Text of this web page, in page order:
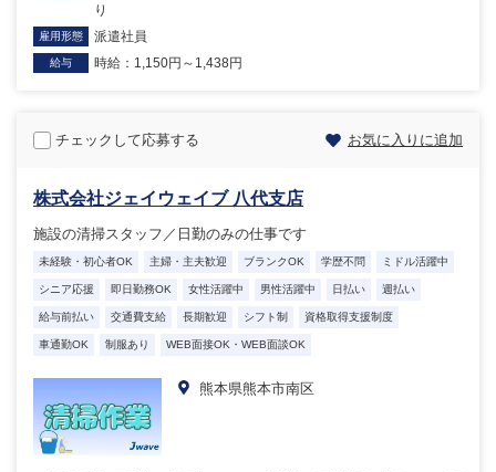
り
雇用形態 派遣社員
給与 時給：1,150円～1,438円
チェックして応募する お気に入りに追加
株式会社ジェイウェイブ 八代支店
施設の清掃スタッフ／日勤のみの仕事です
未経験・初心者OK 主婦・主夫歓迎 ブランクOK 学歴不問 ミドル活躍中
シニア応援 即日勤務OK 女性活躍中 男性活躍中 日払い 週払い
給与前払い 交通費支給 長期歓迎 シフト制 資格取得支援制度
車通勤OK 制服あり WEB面接OK・WEB面談OK
熊本県熊本市南区